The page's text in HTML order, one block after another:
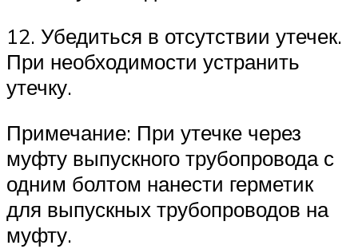
12. Убедиться в отсутствии утечек.
При необходимости устранить
утечку.
Примечание: При утечке через
муфту выпускного трубопровода с
одним болтом нанести герметик
для выпускных трубопроводов на
муфту.